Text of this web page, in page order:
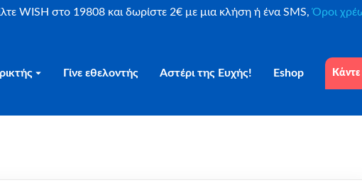
WISH στο 19808 και δωρίστε 2€ με μια κλήση ή ένα SMS,Όροι
Γίνε εθελοντής Αστέρι της Ευχής! Eshop